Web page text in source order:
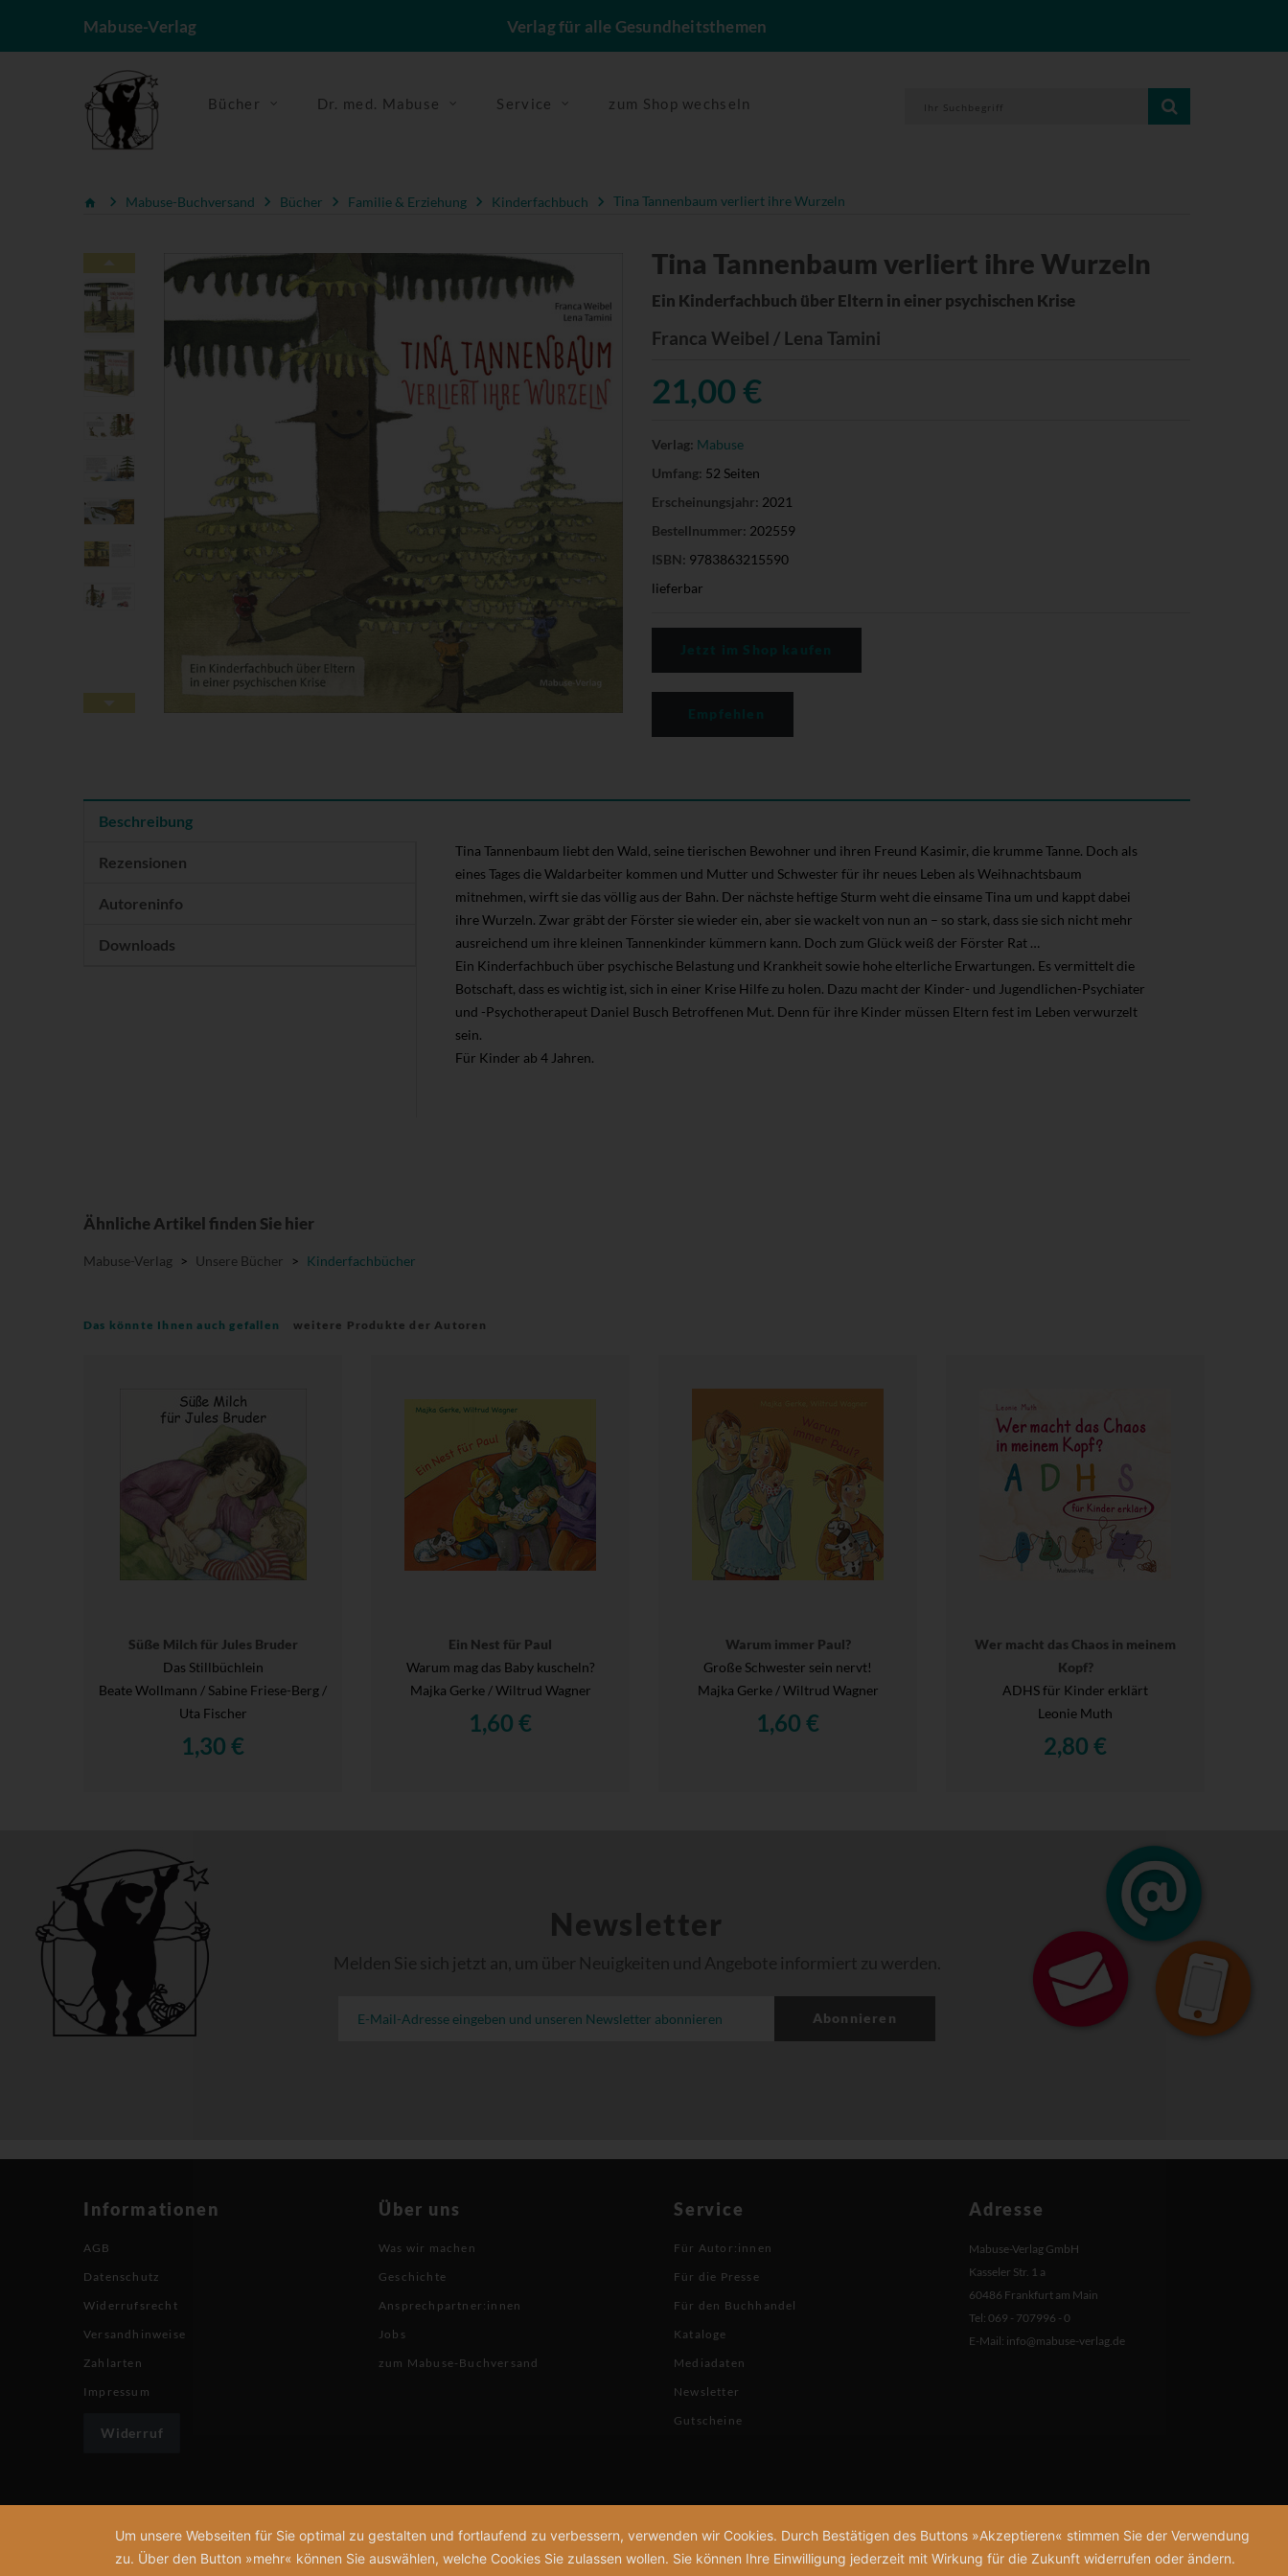
Mabuse-Verlag Verlag für alle Gesundheitsthemen
Bücher Dr. med. Mabuse Service zum Shop wechseln
Mabuse-Buchversand Bücher Familie & Erziehung Kinderfachbuch Tina Tannenbaum verliert ihre Wurzeln
Tina Tannenbaum verliert ihre Wurzeln
Ein Kinderfachbuch über Eltern in einer psychischen Krise
Franca Weibel / Lena Tamini
21,00 €
Verlag: Mabuse
Umfang: 52 Seiten
Erscheinungsjahr: 2021
Bestellnummer: 202559
ISBN: 9783863215590
lieferbar
Beschreibung
Rezensionen
Autoreninfo
Downloads
Tina Tannenbaum liebt den Wald, seine tierischen Bewohner und ihren Freund Kasimir, die krumme Tanne. Doch als
eines Tages die Waldarbeiter kommen und Mutter und Schwester für ihr neues Leben als Weihnachtsbaum
mitnehmen, wirft sie das völlig aus der Bahn. Der nächste heftige Sturm weht die einsame Tina um und kappt dabei
ihre Wurzeln. Zwar gräbt der Förster sie wieder ein, aber sie wackelt von nun an – so stark, dass sie sich nicht mehr
ausreichend um ihre kleinen Tannenkinder kümmern kann. Doch zum Glück weiß der Förster Rat …
Ein Kinderfachbuch über psychische Belastung und Krankheit sowie hohe elterliche Erwartungen. Es vermittelt die
Botschaft, dass es wichtig ist, sich in einer Krise Hilfe zu holen. Dazu macht der Kinder- und Jugendlichen-Psychiater
und -Psychotherapeut Daniel Busch Betroffenen Mut. Denn für ihre Kinder müssen Eltern fest im Leben verwurzelt
sein.
Für Kinder ab 4 Jahren.
Ähnliche Artikel finden Sie hier
Mabuse-Verlag > Unsere Bücher > Kinderfachbücher
Das könnte Ihnen auch gefallen weitere Produkte der Autoren
Süße Milch für Jules Bruder
Das Stillbüchlein
Beate Wollmann / Sabine Friese-Berg /
Uta Fischer
1,30 €
Ein Nest für Paul
Warum mag das Baby kuscheln?
Majka Gerke / Wiltrud Wagner
1,60 €
Warum immer Paul?
Große Schwester sein nervt!
Majka Gerke / Wiltrud Wagner
1,60 €
Wer macht das Chaos in meinem
Kopf?
ADHS für Kinder erklärt
Leonie Muth
2,80 €
Newsletter
Melden Sie sich jetzt an, um über Neuigkeiten und Angebote informiert zu werden.
Abonnieren
Informationen
AGB
Datenschutz
Widerrufsrecht
Versandhinweise
Zahlarten
Impressum
Widerruf
Über uns
Was wir machen
Geschichte
Ansprechpartner:innen
Jobs
zum Mabuse-Buchversand
Service
Für Autor:innen
Für die Presse
Für den Buchhandel
Kataloge
Mediadaten
Newsletter
Gutscheine
Adresse
Mabuse-Verlag GmbH
Kasseler Str. 1 a
60486 Frankfurt am Main
Tel: 069 - 707996 - 0
E-Mail: info@mabuse-verlag.de
Um unsere Webseiten für Sie optimal zu gestalten und fortlaufend zu verbessern, verwenden wir Cookies. Durch Bestätigen des Buttons »Akzeptieren« stimmen Sie der Verwendung
zu. Über den Button »mehr« können Sie auswählen, welche Cookies Sie zulassen wollen. Sie können Ihre Einwilligung jederzeit mit Wirkung für die Zukunft widerrufen oder ändern.